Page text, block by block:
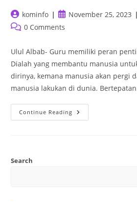
kominfo November 25, 2023
0 Comments
Ulul Albab- Guru memiliki peran
Dialah yang membantu manusia
dirinya, kemana manusia akan pergi
manusia lakukan di dunia.
Continue Reading
Search